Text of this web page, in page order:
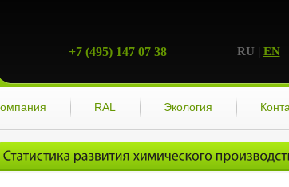
+7 (495) 147 07 38 RU | EN
RAL Экология